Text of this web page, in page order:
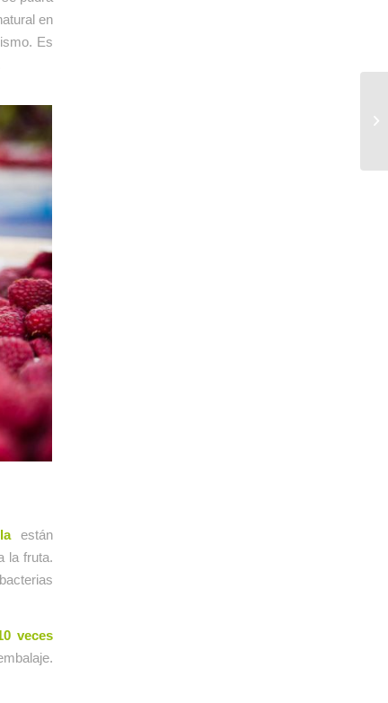
en
Es
están
la fruta.
veces